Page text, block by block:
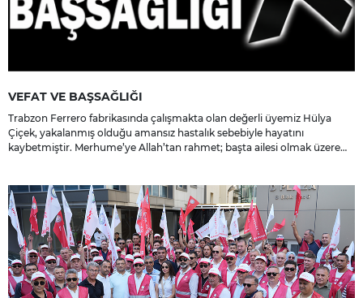
VEFAT VE BAŞSAĞLIĞI
Trabzon Ferrero fabrikasında çalışmakta olan değerli üyemiz Hülya
Çiçek, yakalanmış olduğu amansız hastalık sebebiyle hayatını
kaybetmiştir. Merhume’ye Allah’tan rahmet; başta ailesi olmak üzere